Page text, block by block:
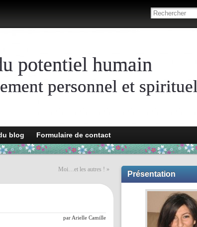
potentiel humain
personnel et spirituel
blog Formulaire de contact
Moi…et les autres ! »
par Arielle Camille
Présentation